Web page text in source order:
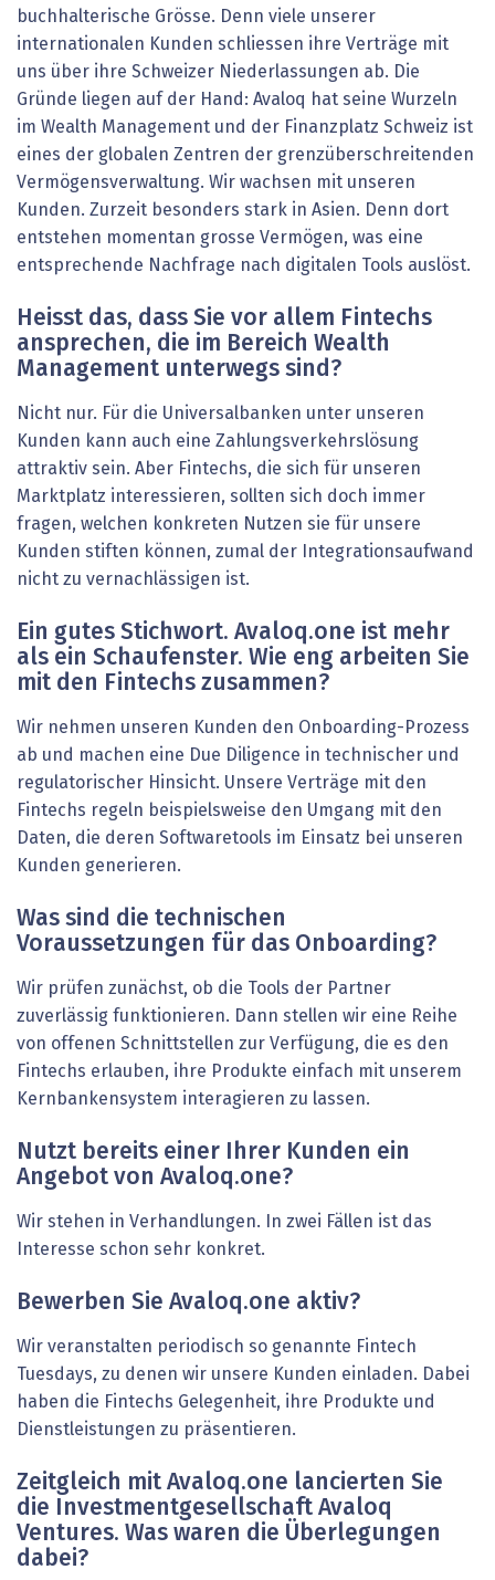
buchhalterische Grösse. Denn viele unserer
internationalen Kunden schliessen ihre Verträge mit
uns über ihre Schweizer Niederlassungen ab. Die
Gründe liegen auf der Hand: Avaloq hat seine Wurzeln
im Wealth Management und der Finanzplatz Schweiz ist
eines der globalen Zentren der grenzüberschreitenden
Vermögensverwaltung. Wir wachsen mit unseren
Kunden. Zurzeit besonders stark in Asien. Denn dort
entstehen momentan grosse Vermögen, was eine
entsprechende Nachfrage nach digitalen Tools auslöst.
Heisst das, dass Sie vor allem Fintechs
ansprechen, die im Bereich Wealth
Management unterwegs sind?
Nicht nur. Für die Universalbanken unter unseren
Kunden kann auch eine Zahlungsverkehrslösung
attraktiv sein. Aber Fintechs, die sich für unseren
Marktplatz interessieren, sollten sich doch immer
fragen, welchen konkreten Nutzen sie für unsere
Kunden stiften können, zumal der Integrationsaufwand
nicht zu vernachlässigen ist.
Ein gutes Stichwort. Avaloq.one ist mehr
als ein Schaufenster. Wie eng arbeiten Sie
mit den Fintechs zusammen?
Wir nehmen unseren Kunden den Onboarding-Prozess
ab und machen eine Due Diligence in technischer und
regulatorischer Hinsicht. Unsere Verträge mit den
Fintechs regeln beispielsweise den Umgang mit den
Daten, die deren Softwaretools im Einsatz bei unseren
Kunden generieren.
Was sind die technischen
Voraussetzungen für das Onboarding?
Wir prüfen zunächst, ob die Tools der Partner
zuverlässig funktionieren. Dann stellen wir eine Reihe
von offenen Schnittstellen zur Verfügung, die es den
Fintechs erlauben, ihre Produkte einfach mit unserem
Kernbankensystem interagieren zu lassen.
Nutzt bereits einer Ihrer Kunden ein
Angebot von Avaloq.one?
Wir stehen in Verhandlungen. In zwei Fällen ist das
Interesse schon sehr konkret.
Bewerben Sie Avaloq.one aktiv?
Wir veranstalten periodisch so genannte Fintech
Tuesdays, zu denen wir unsere Kunden einladen. Dabei
haben die Fintechs Gelegenheit, ihre Produkte und
Dienstleistungen zu präsentieren.
Zeitgleich mit Avaloq.one lancierten Sie
die Investmentgesellschaft Avaloq
Ventures. Was waren die Überlegungen
dabei?